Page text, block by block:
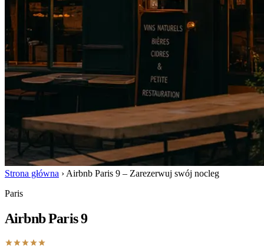
Strona główna › Airbnb Paris 9 – Zarezerwuj swój nocleg
Paris
Airbnb Paris 9